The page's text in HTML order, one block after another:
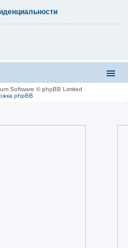
Software © phpBB Limited
phpBB